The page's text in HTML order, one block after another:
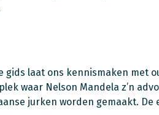
laat ons kennismaken met
waar Nelson Mandela z’n
jurken worden gemaakt. De